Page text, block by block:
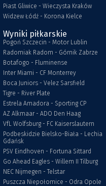
Piast Gliwice - Wieczysta Kraków
Widzew Łódź - Korona Kielce
Wyniki piłkarskie
Pogoń Szczecin - Motor Lublin
Radomiak Radom - Górnik Zabrze
Botafogo - Fluminense
Inter Miami - CF Monterrey
Boca Juniors - Velez Sarsfield
Tigre - River Plate
Estrela Amadora - Sporting CP
AZ Alkmaar - ADO Den Haag
VfL Wolfsburg - FC Kaiserslautern
Podbeskidzie Bielsko-Biała - Lechia
Gdańsk
PSV Eindhoven - Fortuna Sittard
Go Ahead Eagles - Willem II Tilburg
NEC Nijmegen - Telstar
Puszcza Niepołomice - Odra Opole